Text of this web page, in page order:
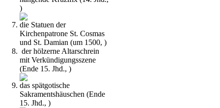
)
die Statuen der
Kirchenpatrone St. Cosmas
und St. Damian (um 1500, )
der hölzerne Altarschrein
mit Verkündigungsszene
(Ende 15. Jhd., )
das spätgotische
Sakramentshäuschen (Ende
15. Jhd., )